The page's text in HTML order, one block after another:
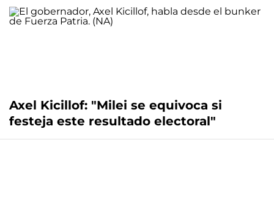
Axel Kicillof: "Milei se equivoca si
festeja este resultado electoral"